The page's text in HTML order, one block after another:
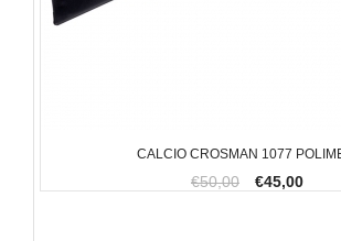
CALCIO CROSMAN 1077
€50,00 €45,00